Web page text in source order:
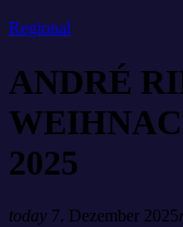
Regional
ANDRÉ
2025
today 7. Dezember 2025